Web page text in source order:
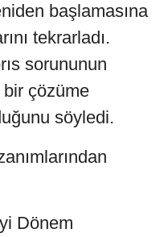
başlamasına
tekrarladı.
sorununun
çözüme
söyledi.
Dönem